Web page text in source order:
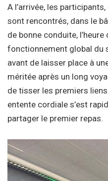
A l’arrivée, les
sont rencontrés, dans le
de bonne conduite,
fonctionnement global du
avant de laisser place à
méritée après un long
de tisser les premiers
entente cordiale s’est
partager le premier repas.